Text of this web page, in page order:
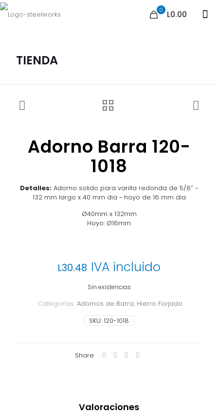
0 L0.00
TIENDA
Adorno Barra 120-
1018
Detalles: Adorno solido para varilla redonda de 5/8″ ~
132 mm largo x 40 mm dia ~ hoyo de 16 mm dia
Ø40mm x 132mm
Hoyo: Ø16mm
L30.48 IVA incluido
Sin existencias
SKU: 120-1018
Categorías: Adornos de Barra, Hierro Forjado
Share
Valoraciones